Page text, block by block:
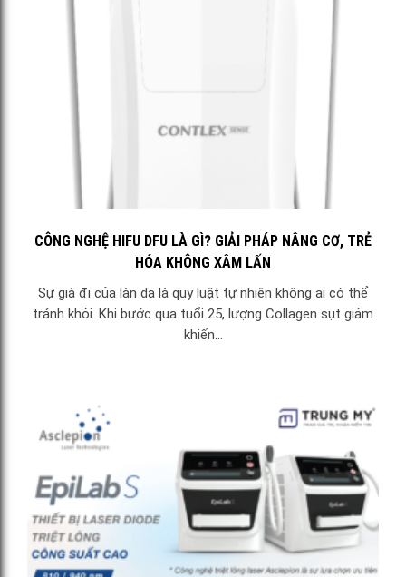
CÔNG NGHỆ HIFU DFU LÀ GÌ? GIẢI PHÁP NÂNG CƠ, TRẺ
HÓA KHÔNG XÂM LẤN
Sự già đi của làn da là quy luật tự nhiên không ai có thể
tránh khỏi. Khi bước qua tuổi 25, lượng Collagen sụt giảm
khiến...